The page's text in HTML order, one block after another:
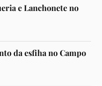
e Lanchonete no
da esfiha no Campo